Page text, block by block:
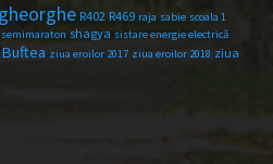
R402 R469 raja sabie scoala 1
semimaraton shagya sistare energie electrică
ziua eroilor 2017 ziua eroilor 2018 ziua